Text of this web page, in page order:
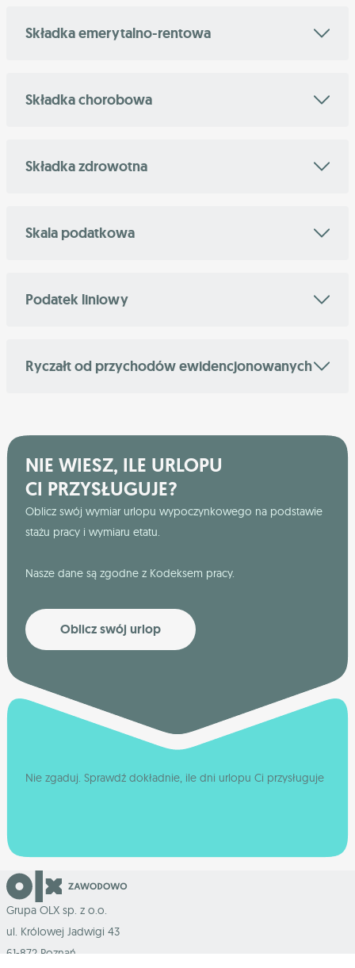
Składka emerytalno-rentowa
Składka chorobowa
Składka zdrowotna
Skala podatkowa
Podatek liniowy
Ryczałt od przychodów ewidencjonowanych
NIE WIESZ, ILE URLOPU
CI PRZYSŁUGUJE?
Oblicz swój wymiar urlopu wypoczynkowego na podstawie
stażu pracy i wymiaru etatu.
Nasze dane są zgodne z Kodeksem pracy.
Oblicz swój urlop
Nie zgaduj. Sprawdź dokładnie, ile dni urlopu Ci przysługuje
Grupa OLX sp. z o.o.
ul. Królowej Jadwigi 43
61-872 Poznań